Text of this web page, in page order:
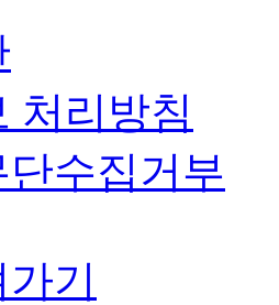
처리방침
수집거부
기